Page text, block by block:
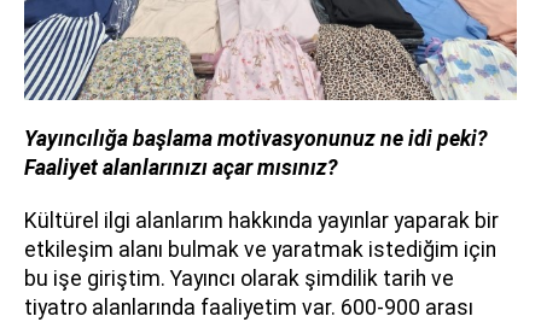
Yayıncılığa başlama motivasyonunuz ne idi peki?
Faaliyet alanlarınızı açar mısınız?
Kültürel ilgi alanlarım hakkında yayınlar yaparak bir
etkileşim alanı bulmak ve yaratmak istediğim için
bu işe giriştim. Yayıncı olarak şimdilik tarih ve
tiyatro alanlarında faaliyetim var. 600-900 arası